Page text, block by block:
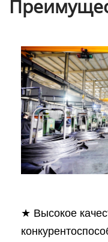
★ Высокое